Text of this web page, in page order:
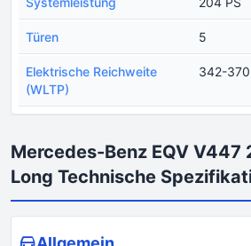
Türen 5
Еlektrische Reichweite
(WLTP)
342-
Mercedes-Benz EQV V447
Long Technische